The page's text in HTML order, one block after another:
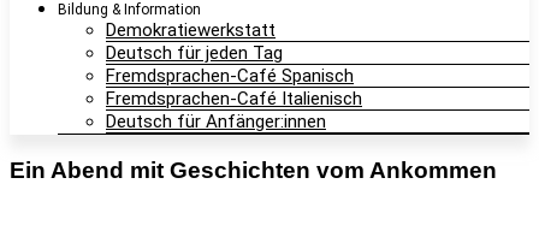
Bildung & Information
Demokratiewerkstatt
Deutsch für jeden Tag
Fremdsprachen-Café Spanisch
Fremdsprachen-Café Italienisch
Deutsch für Anfänger:innen
Ein Abend mit Geschichten vom Ankommen